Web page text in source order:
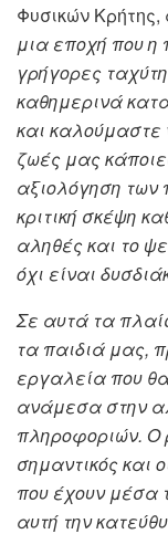
Φυσικών
μια εποχή που η
γρήγορες
καθημερινά
και
ζωές μας
αξιολόγηση
κριτική σκέψη
αληθές και το
όχι είναι
Σε αυτά τα
τα παιδιά μας,
εργαλεία που
ανάμεσα στην
πληροφοριών. Ο
σημαντικός και
που έχουν μέσα
αυτή την